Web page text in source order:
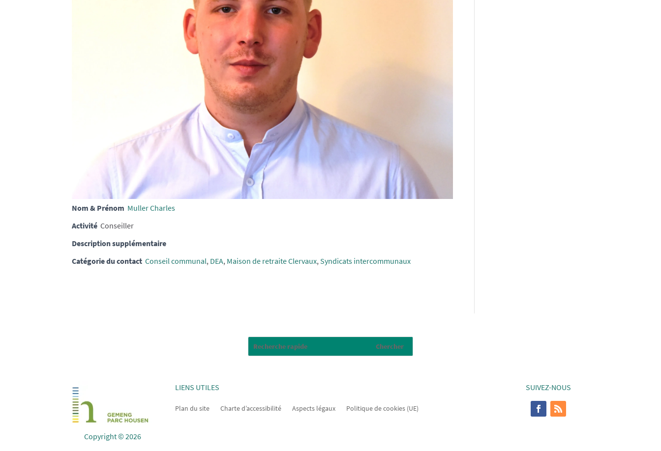
Nom & Prénom Muller Charles
Activité Conseiller
Description supplémentaire
Catégorie du contact Conseil communal, DEA, Maison de retraite Clervaux, Syndicats intercommunaux
Copyright © 2026
LIENS UTILES
Plan du site Charte d’accessibilité Aspects légaux Politique de cookies (UE)
SUIVEZ-NOUS